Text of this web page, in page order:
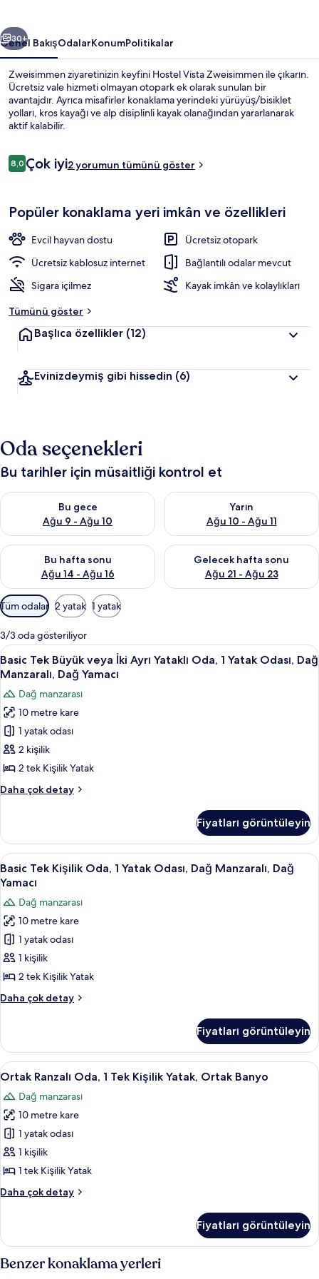
Sonraki
30+
Genel BakışOdalarKonumPolitikalar
Zweisimmen ziyaretinizin keyfini Hostel Vista Zweisimmen ile çıkarın.
Ücretsiz vale hizmeti olmayan otopark ek olarak sunulan bir
avantajdır. Ayrıca misafirler konaklama yerindeki yürüyüş/bisiklet
yolları, kros kayağı ve alp disiplinli kayak olanağından yararlanarak
aktif kalabilir.
Yorumlar
8,08,0/10
Çok iyi2 yorumun tümünü göster
Popüler konaklama yeri imkân ve özellikleri
Evcil hayvan dostu
Ücretsiz otopark
Ücretsiz kablosuz internet
Bağlantılı odalar mevcut
Sigara içilmez
Kayak imkân ve kolaylıkları
Tümünü göster
Başlıca özellikler (12)
Evinizdeymiş gibi hissedin (6)
Oda seçenekleri
Bu tarihler için müsaitliği kontrol et
Bu gece
Ağu 9 - Ağu 10
Bu gece için müsaitliği kontrol et Ağu 9 - Ağu 10
Yarın
Ağu 10 - Ağu 11
Yarın için müsaitliği kontrol et
Bu hafta sonu
Ağu 14 - Ağu 16
Bu hafta sonu için müsaitliği kontrol et Ağu 14 - Ağu 16
Gelecek hafta sonu
Ağu 21 - Ağu 23
Önümüzdeki hafta sonu için
Odalar
için
mevcut
filtreler
Tüm odalar 2 yatak 1 yatak
3/3 oda gösteriliyor
Basic
Tek
veya
İki
Ayrı
Yataklı
Oda,
1
Yatak
Dağ
Manzaralı,
Dağ
Yamacı
için
tüm
fotoğrafları
görün
Masa, güneşlik/perde, ütü/ütü
10
Basic Tek Büyük veya İki Ayrı Yataklı Oda, 1 Yatak Odası, Dağ
Manzaralı, Dağ Yamacı
Dağ manzarası
10 metre kare
1 yatak odası
2 kişilik
2 tek Kişilik Yatak
Daha çok detay
Basic
İki
Ayrı
Yataklı
Oda,
Yatak
Odası,
Dağ
Manzaralı,
Dağ
hakkında
daha
fazla
Fiyatları görüntüleyin
Basic
Tek
Oda,
1
Yatak
Odası,
Dağ
Manzaralı,
Dağ
için
tüm
fotoğrafları
görün
Masa, güneşlik/perde, ütü/ütü
7
Basic Tek Kişilik Oda, 1 Yatak Odası, Dağ Manzaralı, Dağ
Yamacı
Dağ manzarası
10 metre kare
1 yatak odası
1 kişilik
2 tek Kişilik Yatak
Daha çok detay
Basic
1
Yatak
Odası,
Manzaralı,
Dağ
Yamacı
hakkında
daha
fazla
detay
Fiyatları görüntüleyin
Ortak
Ranzalı
Oda,
1
Tek
Kişilik
Yatak,
Banyo
fotoğrafları
görün
Ortak Ranzalı Oda, 1 Tek Kişilik
3
Ortak Ranzalı Oda, 1 Tek Kişilik Yatak, Ortak Banyo
Dağ manzarası
10 metre kare
1 yatak odası
1 kişilik
1 tek Kişilik Yatak
Daha çok detay
Ortak
Tek
Kişilik
Yatak,
Fiyatları görüntüleyin
Benzer konaklama yerleri